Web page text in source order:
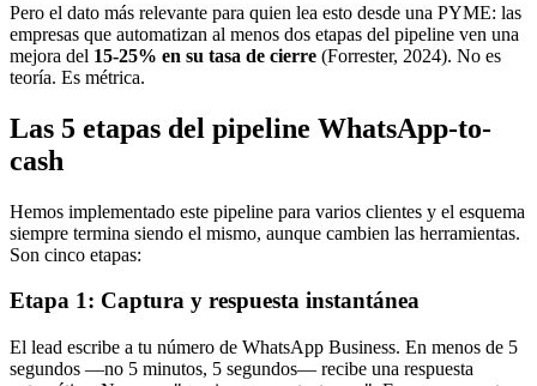
Pero el dato más relevante para quien lea esto desde una PYME: las
empresas que automatizan al menos dos etapas del pipeline ven una
mejora del 15-25% en su tasa de cierre (Forrester, 2024). No es
teoría. Es métrica.
Las 5 etapas del pipeline WhatsApp-to-
cash
Hemos implementado este pipeline para varios clientes y el esquema
siempre termina siendo el mismo, aunque cambien las herramientas.
Son cinco etapas:
Etapa 1: Captura y respuesta instantánea
El lead escribe a tu número de WhatsApp Business. En menos de 5
segundos —no 5 minutos, 5 segundos— recibe una respuesta